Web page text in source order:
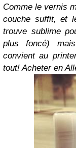
Comme le vernis
couche suffit, et
trouve sublime
plus foncé)
convient au
tout! Acheter en